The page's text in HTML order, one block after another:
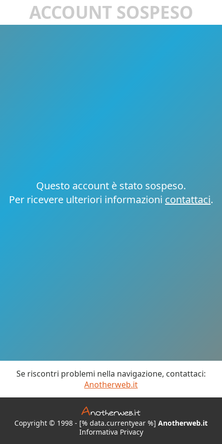
ACCOUNT SOSPESO
Questo account è stato sospeso.
Per ricevere ulteriori informazioni contattaci.
Se riscontri problemi nella navigazione, contattaci:
Anotherweb.it
Copyright © 1998 - [% data.currentyear %] Anotherweb.it
Informativa Privacy